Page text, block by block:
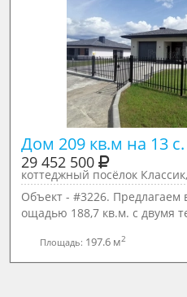
Дом 209 кв.м на 13
29 452 500
коттеджный посёлок
Объект - #3226. Предлагаем
ощадью 188,7 кв.м. с двумя
Площадь: 197.6 м2